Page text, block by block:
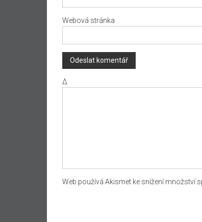
Webová stránka
Δ
Web používá Akismet ke snížení množství